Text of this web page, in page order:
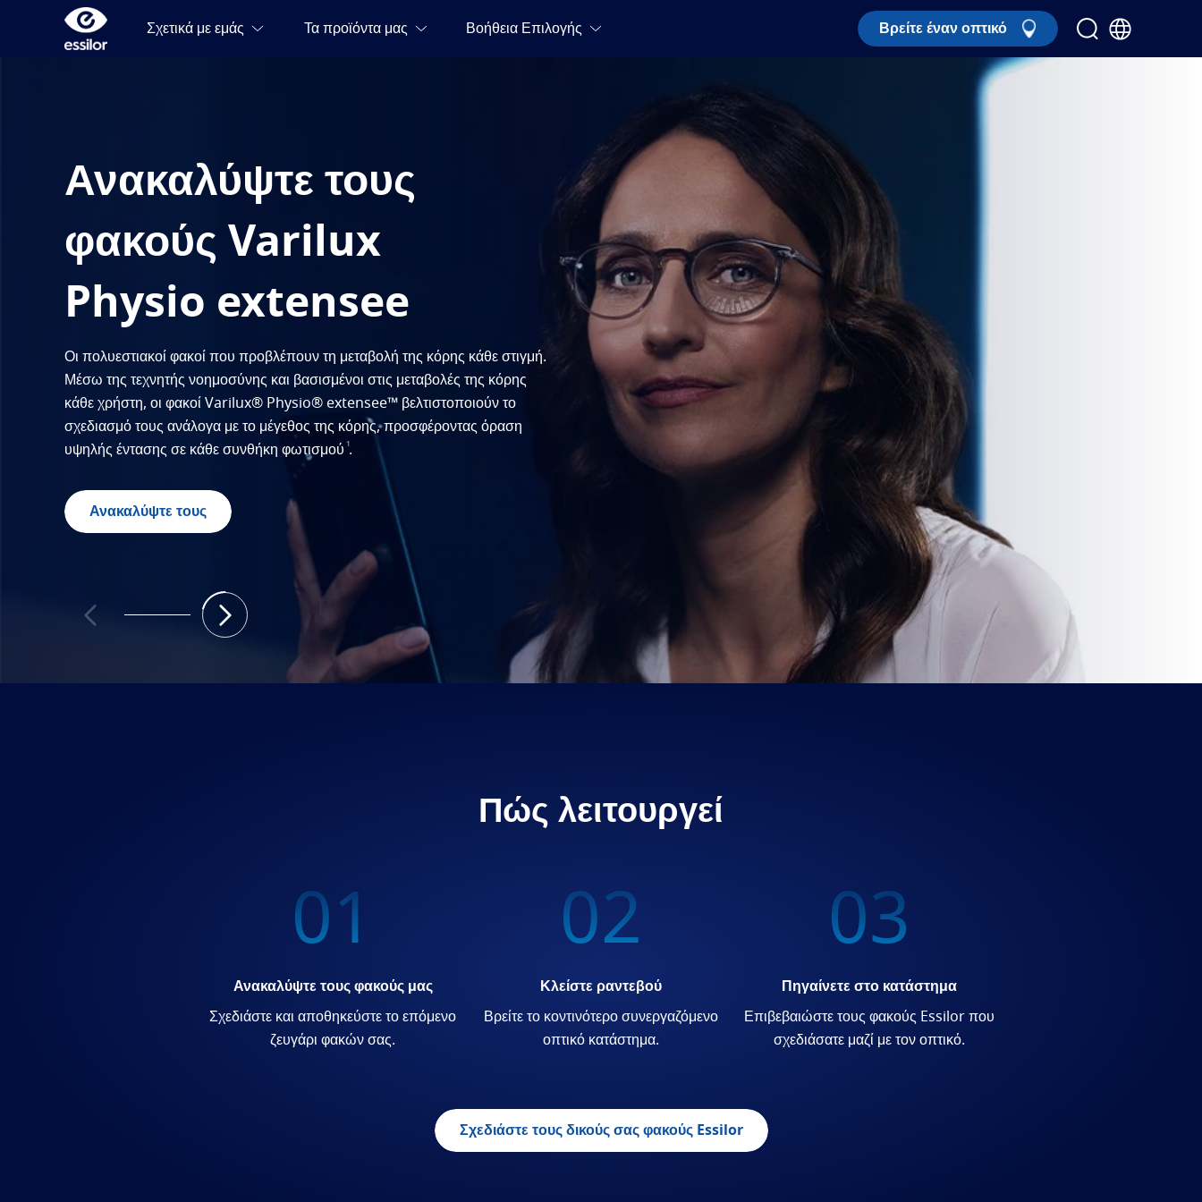
Βρείτε έναν οπτικό
Ανακαλύψτε τους
φακούς Varilux
Physio extensee
Οι πολυεστιακοί φακοί που προβλέπουν τη μεταβολή της κόρης κάθε στιγμή.
Μέσω της τεχνητής νοημοσύνης και βασισμένοι στις μεταβολές της κόρης
κάθε χρήστη, οι φακοί Varilux® Physio® extensee™ βελτιστοποιούν το
σχεδιασμό τους ανάλογα με το μέγεθος της κόρης, προσφέροντας όραση
υψηλής έντασης σε κάθε συνθήκη φωτισμού 1.
Ανακαλύψτε τους
Πώς λειτουργεί
01
Ανακαλύψτε τους φακούς μας
Σχεδιάστε και αποθηκεύστε το επόμενο
ζευγάρι φακών σας.
02
Κλείστε ραντεβού
Βρείτε το κοντινότερο συνεργαζόμενο
οπτικό κατάστημα.
03
Πηγαίνετε στο κατάστημα
Επιβεβαιώστε τους φακούς Essilor που
σχεδιάσατε μαζί με τον οπτικό.
Σχεδιάστε τους δικούς σας φακούς Essilor